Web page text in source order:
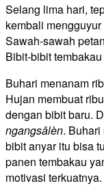
Selang lima hari,
kembali
Sawah-sawah
Bibit-bibit
Buhari menanam
Hujan membuat
dengan bibit baru.
ngangsâlèn.
bibit anyar itu bisa
panen tembakau
motivasi terkuatnya.